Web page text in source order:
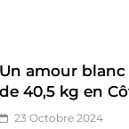
Un amour
de 40,5 kg en
23 Octobre 2024